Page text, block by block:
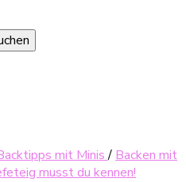
mit Minis/ Backen mit
musst du kennen!